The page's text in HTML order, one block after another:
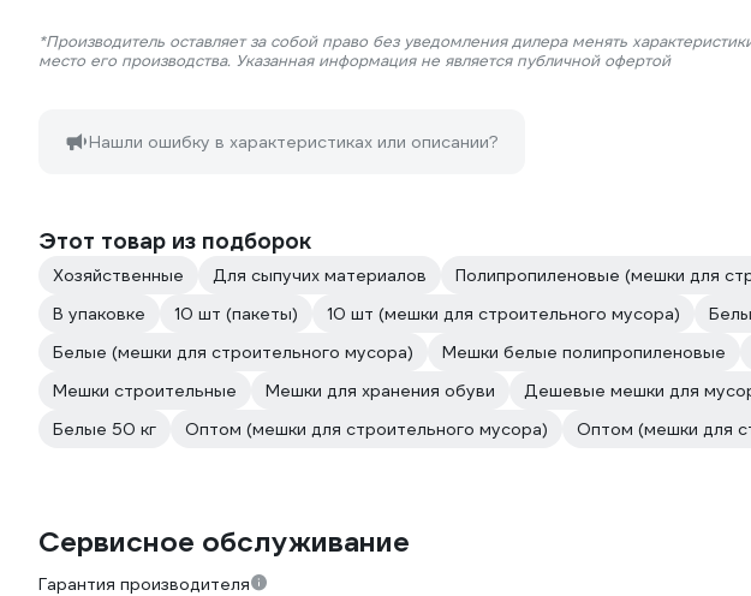
*Производитель оставляет за собой право без уведомления дилера менять
место его производства. Указанная информация не является публичной офертой
Нашли ошибку в характеристиках или описании?
Этот товар из подборок
Хозяйственные Для сыпучих материалов Полипропиленовые (мешки для
В упаковке
10 шт (пакеты) 10 шт (мешки для строительного мусора)
Белые (мешки для строительного мусора)
Мешки белые полипропиленовые
Мешки строительные
Мешки для хранения обуви Дешевые мешки для
Белые 50 кг
Оптом (мешки для строительного мусора) Оптом (мешки для
Сервисное обслуживание
Гарантия производителя